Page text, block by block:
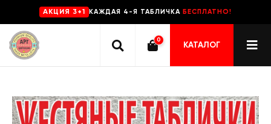
AKЦИЯ 3+1 КАЖДАЯ 4-Я ТАБЛИЧКА БЕСПЛАТНО!
0
КАТАЛОГ